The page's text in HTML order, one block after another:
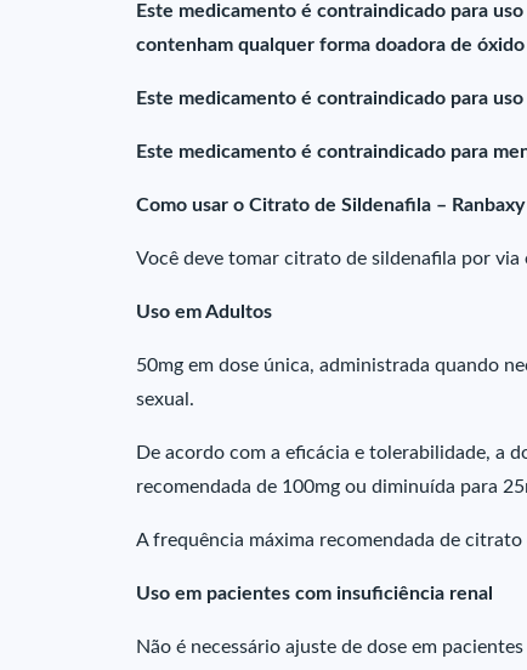
Este medicamento é contraindicado para
contenham qualquer forma doadora de
Este medicamento é contraindicado para
Este medicamento é contraindicado para
Como usar o Citrato de Sildenafila – Ranbaxy
Você deve tomar citrato de sildenafila por via
Uso em Adultos
50mg em dose única, administrada quando
sexual.
De acordo com a eficácia e tolerabilidade, a
recomendada de 100mg ou diminuída para
A frequência máxima recomendada de citrato
Uso em pacientes com insuficiência renal
Não é necessário ajuste de dose em